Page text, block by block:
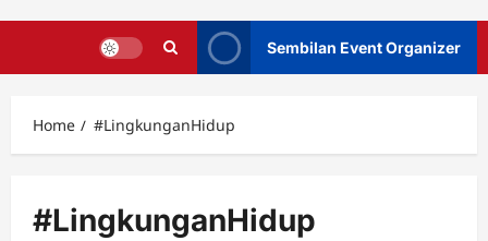
Sembilan Event Organizer
Home #LingkunganHidup
#LingkunganHidup